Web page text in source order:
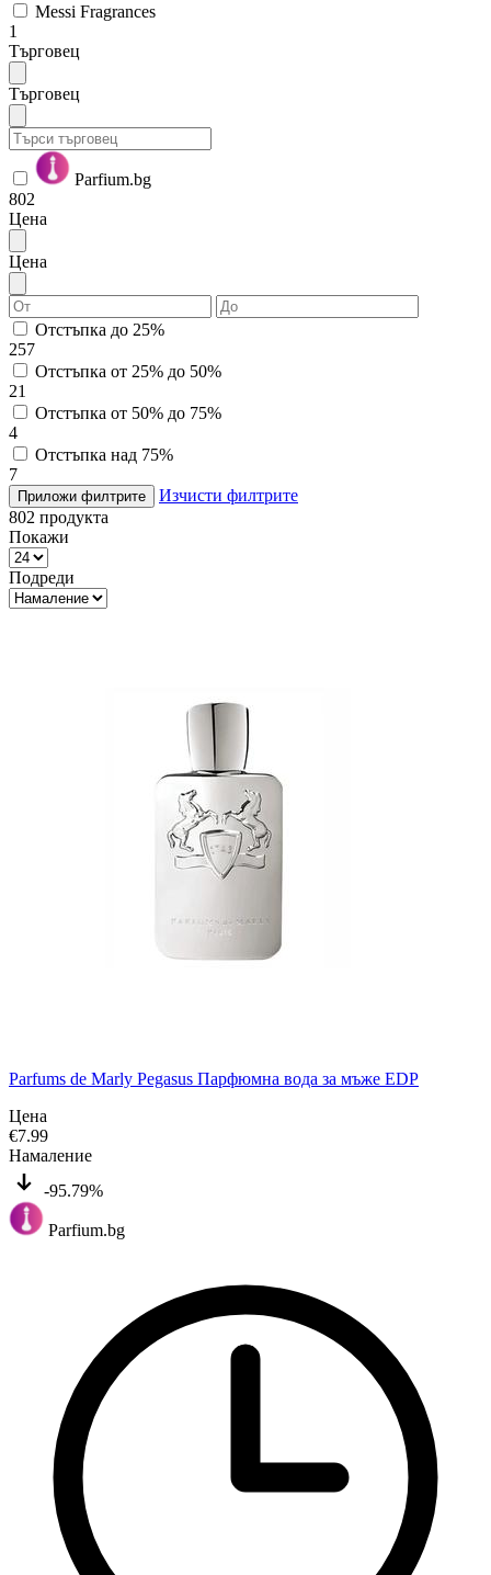
Messi Fragrances
1
Търговец
Търговец
Parfium.bg
802
Цена
Цена
Отстъпка до 25%
257
Отстъпка от 25% до 50%
21
Отстъпка от 50% до 75%
4
Отстъпка над 75%
7
Приложи филтрите
Изчисти филтрите
802 продукта
Покажи
Подреди
Parfums de Marly Pegasus Парфюмна вода за мъже EDP
Цена
€7.99
Намаление
-95.79%
Parfium.bg